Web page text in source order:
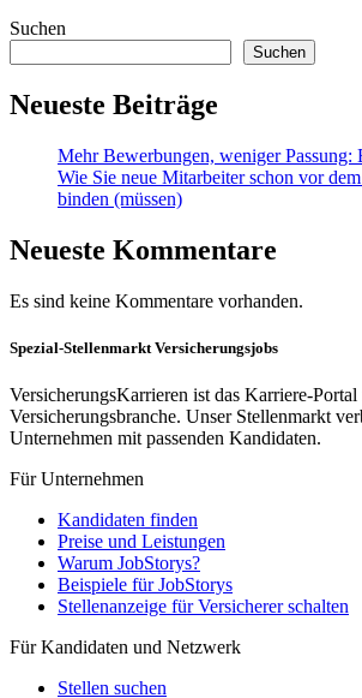
Suchen
Suchen
Neueste Beiträge
Mehr Bewerbungen, weniger Passung:
Wie Sie neue Mitarbeiter schon vor
binden (müssen)
Neueste Kommentare
Es sind keine Kommentare vorhanden.
Spezial-Stellenmarkt Versicherungsjobs
VersicherungsKarrieren ist das Karriere-
Versicherungsbranche. Unser Stellenmarkt
Unternehmen mit passenden Kandidaten.
Für Unternehmen
Kandidaten finden
Preise und Leistungen
Warum JobStorys?
Beispiele für JobStorys
Stellenanzeige für Versicherer schalten
Für Kandidaten und Netzwerk
Stellen suchen